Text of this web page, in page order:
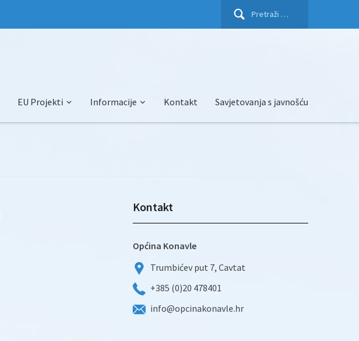
Pretraži:
EU Projekti Informacije Kontakt Savjetovanja s javnošću
Kontakt
Općina Konavle
Trumbićev put 7, Cavtat
+385 (0)20 478401
info@opcinakonavle.hr